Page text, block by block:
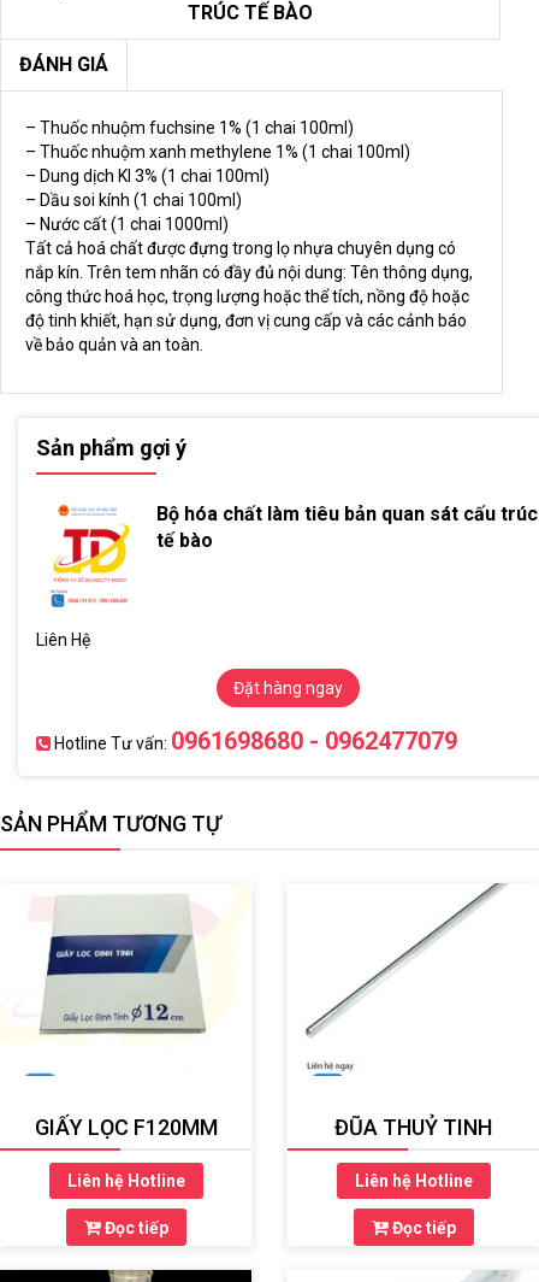
TRÚC TẾ BÀO
ĐÁNH GIÁ
– Thuốc nhuộm fuchsine 1% (1 chai 100ml)
– Thuốc nhuộm xanh methylene 1% (1 chai 100ml)
– Dung dịch KI 3% (1 chai 100ml)
– Dầu soi kính (1 chai 100ml)
– Nước cất (1 chai 1000ml)
Tất cả hoá chất được đựng trong lọ nhựa chuyên dụng có
nắp kín. Trên tem nhãn có đầy đủ nội dung: Tên thông dụng,
công thức hoá học, trọng lượng hoặc thể tích, nồng độ hoặc
độ tinh khiết, hạn sử dụng, đơn vị cung cấp và các cảnh báo
về bảo quản và an toàn.
Sản phẩm gợi ý
Bộ hóa chất làm tiêu bản quan sát cấu trúc
tế bào
Liên Hệ
Đặt hàng ngay
Hotline Tư vấn: 0961698680 - 0962477079
SẢN PHẨM TƯƠNG TỰ
GIẤY LỌC F120MM
Liên hệ Hotline
Đọc tiếp
ĐŨA THUỶ TINH
Liên hệ Hotline
Đọc tiếp